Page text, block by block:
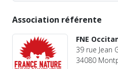
Association référente
FNE
39 rue Jean
34080